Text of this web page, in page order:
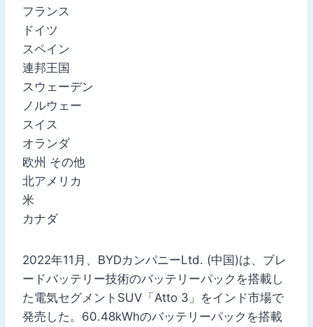
フランス
ドイツ
スペイン
連邦王国
スウェーデン
ノルウェー
スイス
オランダ
欧州 その他
北アメリカ
米
カナダ
2022年11月、BYDカンパニーLtd. (中国)は、ブレ
ードバッテリー技術のバッテリーパックを搭載し
た電気セグメントSUV「Atto 3」をインド市場で
発売した。60.48kWhのバッテリーパックを搭載